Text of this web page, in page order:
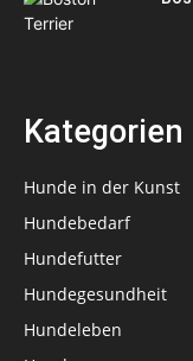
Kategorien
Hunde in der Kunst
Hundebedarf
Hundefutter
Hundegesundheit
Hundeleben